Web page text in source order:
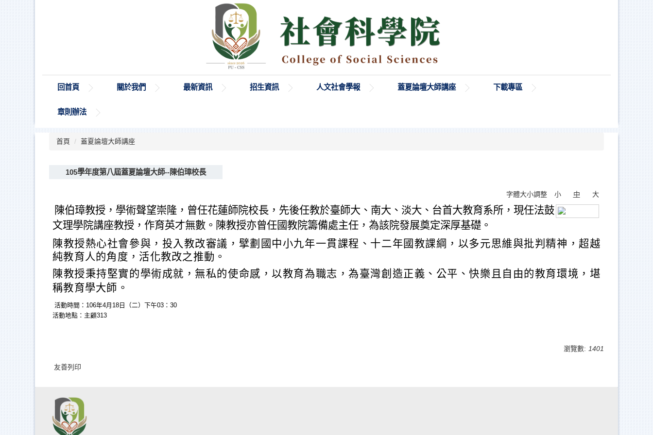
回首頁 關於我們 最新資訊 招生資訊 人文社會學報 蓋夏論壇大師講座 下載專區
章則辦法
首頁 蓋夏論壇大師講座
105學年度第八屆蓋夏論壇大師--陳伯璋校長
字體大小調整 小 中 大
陳伯璋教授，學術聲望崇隆，曾任花蓮師院校長，先後任教於臺師大、南大、淡大、台首大教育系所，現任法鼓
文理學院講座教授 ， 作育英才無數。陳教授亦曾任國教院籌備處主任，為該院發展奠定深厚基礎。
陳教授熱心社會參與，投入教改審議，擘劃國中小九年一貫課程、十二年國教課綱，以多元思維與批判精神，超越
純教育人的角度，活化教改之推動。
陳教授秉持堅實的學術成就，無私的使命感，以教育為職志，為臺灣創造正義、公平、快樂且自由的教育環境，堪
稱教育學大師。
活動時間：106年4月18日（二）下午03：30
活動地點：主顧313
瀏覽數: 1401
友善列印